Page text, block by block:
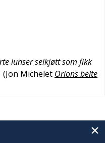
lunser selkjøtt som fikk
(Jon Michelet Orions belte